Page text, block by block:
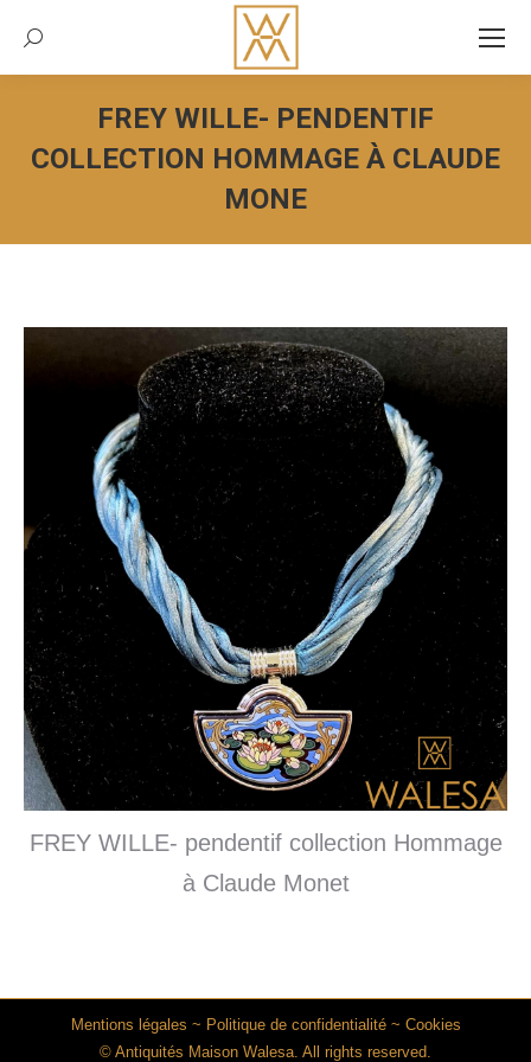
Recherche:
FREY WILLE- PENDENTIF
COLLECTION HOMMAGE À CLAUDE
MONE
Vous êtes ici :
FREY WILLE- pendentif collection Hommage
à Claude Monet
Mentions légales ~ Politique de confidentialité~ Cookies
© Antiquités Maison Walesa. All rights reserved.